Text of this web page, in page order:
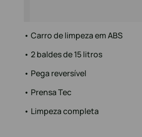
• Carro de limpeza em ABS
• 2 baldes de 15 litros
• Pega reversível
• Prensa Tec
• Limpeza completa